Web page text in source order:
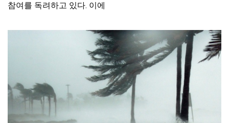
참여를 독려하고 있다. 이에